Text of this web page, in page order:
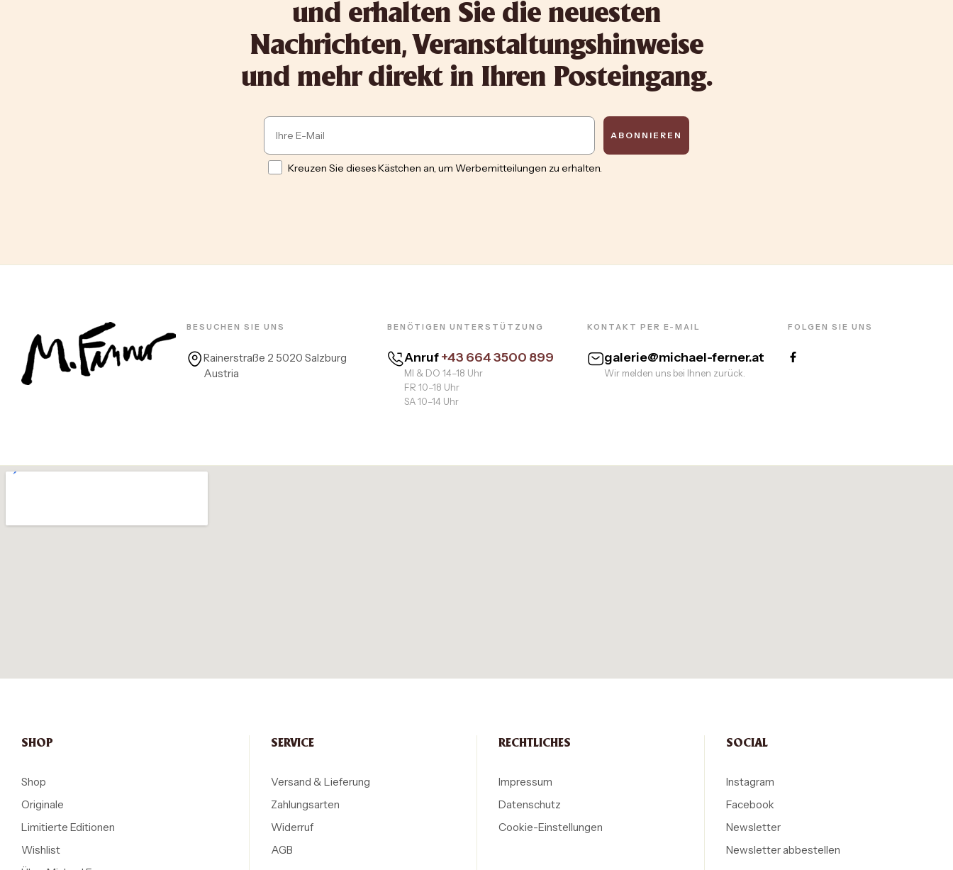
und erhalten Sie die neuesten
Nachrichten, Veranstaltungshinweise
und mehr direkt in Ihren Posteingang.
Email
ABONNIEREN
Opt inKreuzen Sie dieses Kästchen an, um Werbemitteilungen zu erhalten.
BESUCHEN SIE UNS
Rainerstraße 2 5020 Salzburg
Austria
BENÖTIGEN UNTERSTÜTZUNG
Anruf+43 664 3500 899
MI & DO 14–18 Uhr
FR 10–18 Uhr
SA 10–14 Uhr
KONTAKT PER E-MAIL
galerie@michael-ferner.at
Wir melden uns bei Ihnen zurück.
FOLGEN SIE UNS
SHOP
Shop
Originale
Limitierte Editionen
Wishlist
SERVICE
Versand & Lieferung
Zahlungsarten
Widerruf
AGB
RECHTLICHES
Impressum
Datenschutz
Cookie-Einstellungen
SOCIAL
Instagram
Facebook
Newsletter
Newsletter abbestellen